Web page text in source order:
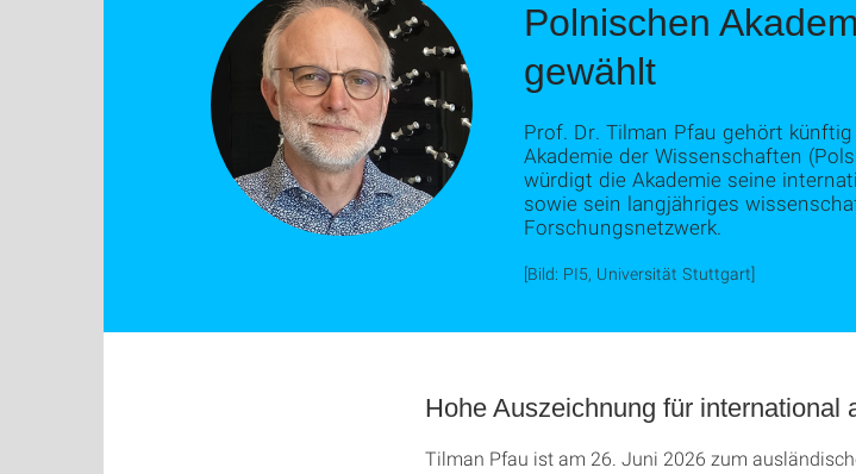
Polnischen
gewählt
Prof. Dr. Tilman Pfau gehört
Akademie der Wissenschaften
würdigt die Akademie seine
sowie sein langjähriges
Forschungsnetzwerk.
[Bild: PI5, Universität Stuttgart]
Hohe Auszeichnung für international
Tilman Pfau ist am 26. Juni 2026 zum